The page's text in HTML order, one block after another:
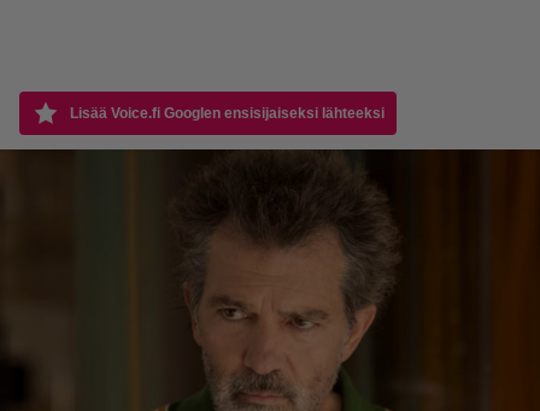
Lisää Voice.fi Googlen ensisijaiseksi lähteeksi